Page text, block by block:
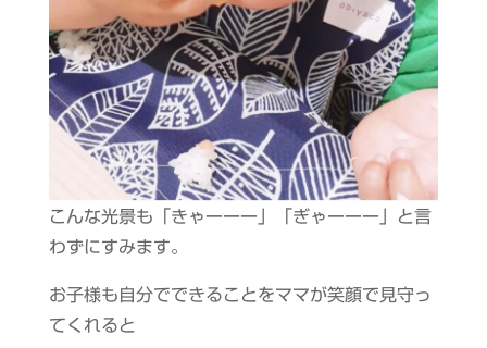
こんな光景も「きゃーーー」「ぎゃーーー」と言
わずにすみます。
お子様も自分でできることをママが笑顔で見守っ
てくれると